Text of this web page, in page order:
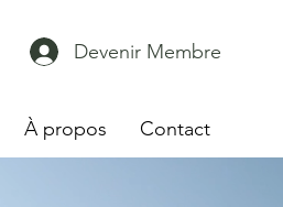
Devenir Membre
À propos Contact